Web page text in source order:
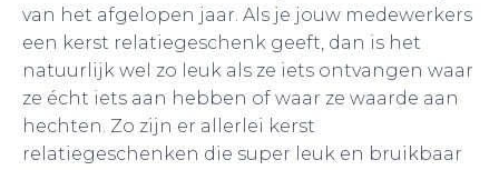
van het afgelopen jaar. Als je jouw medewerkers
een kerst relatiegeschenk geeft, dan is het
natuurlijk wel zo leuk als ze iets ontvangen waar
ze écht iets aan hebben of waar ze waarde aan
hechten. Zo zijn er allerlei kerst
relatiegeschenken die super leuk en bruikbaar